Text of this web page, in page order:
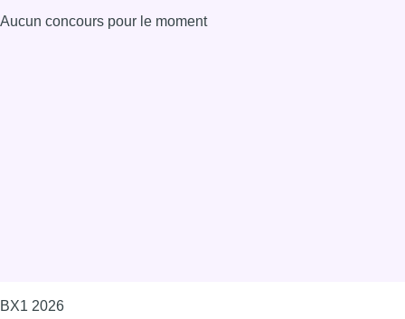
Aucun concours pour le moment
BX1 2026